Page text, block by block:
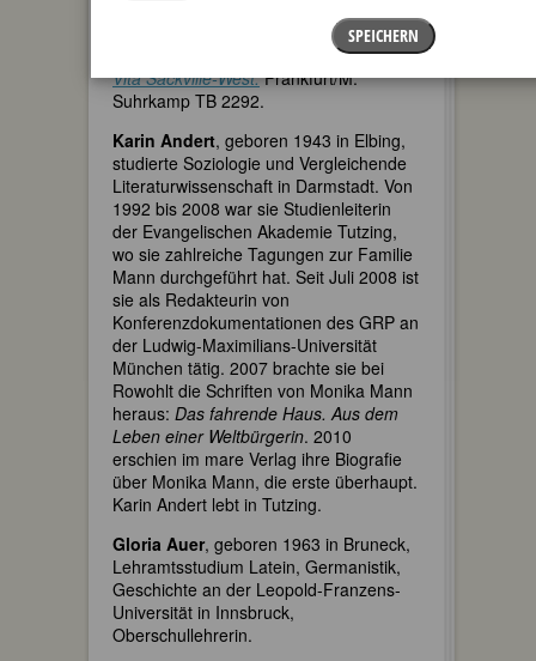
. Veröff.: 1994. So
geheim und vertraut: Virginia Woolf und
Vita Sackville-West.Frankfurt/M.
Suhrkamp TB 2292.
Karin Andert, geboren 1943 in Elbing,
studierte Soziologie und Vergleichende
Literaturwissenschaft in Darmstadt. Von
1992 bis 2008 war sie Studienleiterin
der Evangelischen Akademie Tutzing,
wo sie zahlreiche Tagungen zur Familie
Mann durchgeführt hat. Seit Juli 2008 ist
sie als Redakteurin von
Konferenzdokumentationen des GRP an
der Ludwig-Maximilians-Universität
München tätig. 2007 brachte sie bei
Rowohlt die Schriften von Monika Mann
heraus: Das fahrende Haus. Aus dem
Leben einer Weltbürgerin. 2010
erschien im mare Verlag ihre Biografie
über Monika Mann, die erste überhaupt.
Karin Andert lebt in Tutzing.
Gloria Auer, geboren 1963 in Bruneck,
Lehramtsstudium Latein, Germanistik,
Geschichte an der Leopold-Franzens-
Universität in Innsbruck,
Oberschullehrerin.
SPEICHERN